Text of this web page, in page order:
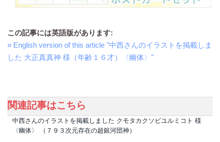
この記事には英語版があります:
» English version of this article "中西さんのイラストを掲載しま
した 大正真真神 様（年齢１６才）〈幽体〉"
関連記事はこちら
中西さんのイラストを掲載しました クモタカクソビユルミコト 様
〈幽体〉 （７９３次元存在の超銀河団神）